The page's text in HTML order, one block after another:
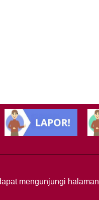
mengunjungi halaman